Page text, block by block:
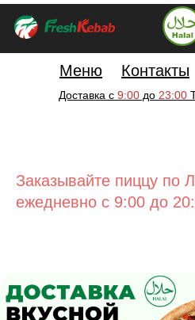
Доставка с 9:00 до 23:00
Меню Контакты
Заказывайте пиццу по
ежедневно с 9:00 до